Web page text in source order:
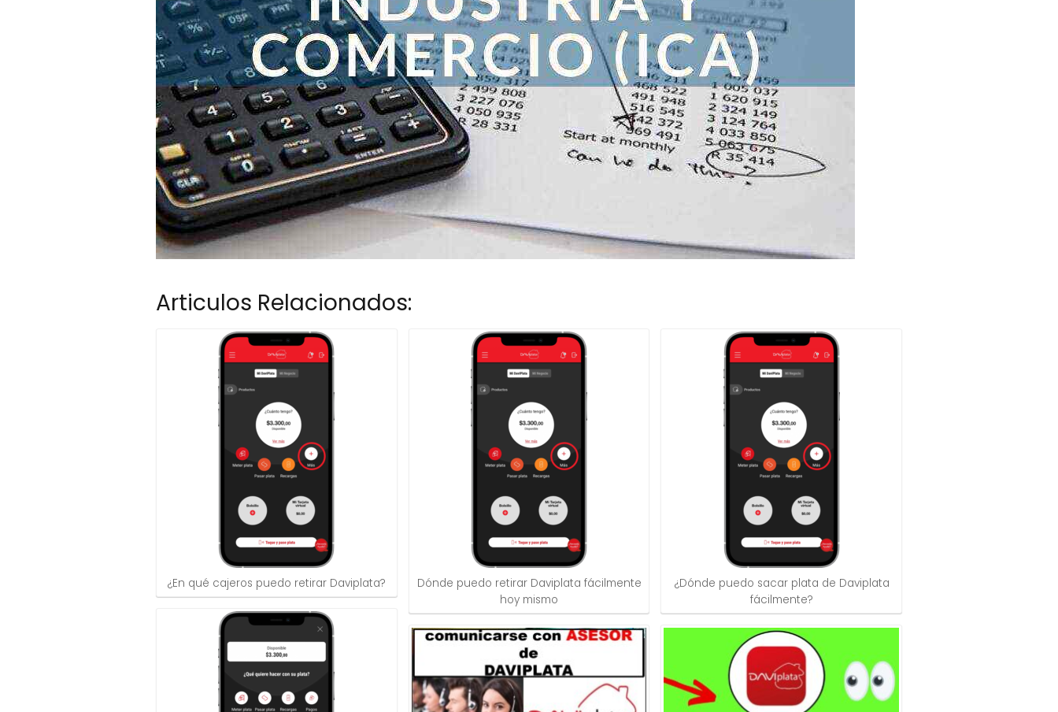
Articulos Relacionados:
¿En qué cajeros puedo retirar Daviplata?
Dónde puedo retirar Daviplata fácilmente
hoy mismo
¿Dónde puedo sacar plata de Daviplata
fácilmente?